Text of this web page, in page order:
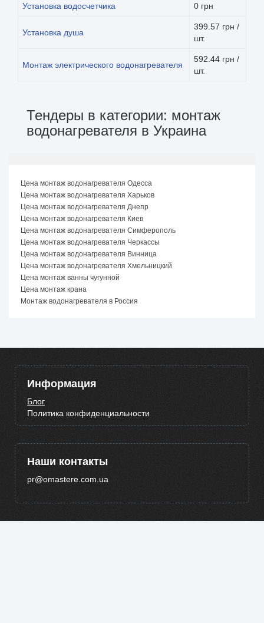
Установка водосчетчика 0 грн
Установка душа
399.57 грн /
шт.
Монтаж электрического водонагревателя
592.44 грн /
шт.
Тендеры в категории: монтаж
водонагревателя в Украина
Цена монтаж водонагревателя Одесса
Цена монтаж водонагревателя Харьков
Цена монтаж водонагревателя Днепр
Цена монтаж водонагревателя Киев
Цена монтаж водонагревателя Симферополь
Цена монтаж водонагревателя Черкассы
Цена монтаж водонагревателя Винница
Цена монтаж водонагревателя Хмельницкий
Цена монтаж ванны чугунной
Цена монтаж крана
Монтаж водонагревателя в Россия
Информация
Блог
Политика конфиденциальности
Наши контакты
pr@omastere.com.ua